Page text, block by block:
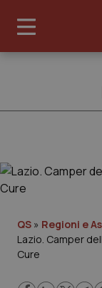
Governo e
Regioni e Asl
QS » Regioni e
Lazio. Camper
Cure